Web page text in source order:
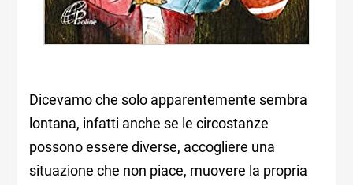
Dicevamo che solo apparentemente sembra
lontana, infatti anche se le circostanze
possono essere diverse, accogliere una
situazione che non piace, muovere la propria